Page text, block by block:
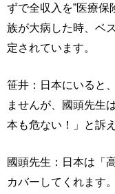
ずで全収入を”医療
族が大病した時、ベ
定されています。
笹井：日本にいると
ませんが、國頭先生
本も危ない！」と訴
國頭先生：日本は「
カバーしてくれます